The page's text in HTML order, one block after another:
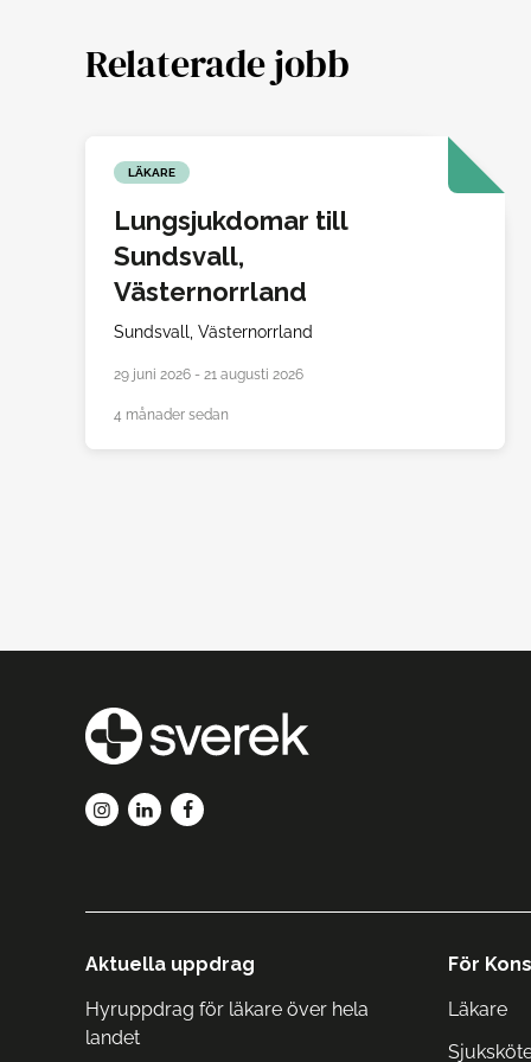
Relaterade jobb
LÄKARE
Lungsjukdomar till
Sundsvall,
Västernorrland
Sundsvall, Västernorrland
29 juni 2026 - 21 augusti 2026
4 månader sedan
Aktuella uppdrag
Hyruppdrag för läkare över hela
landet
För
Läkare